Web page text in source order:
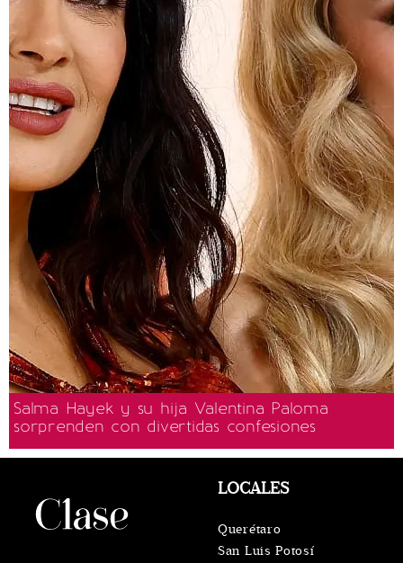
Salma Hayek y su hija Valentina Paloma
sorprenden con divertidas confesiones
LOCALES
Querétaro
San Luis Potosí